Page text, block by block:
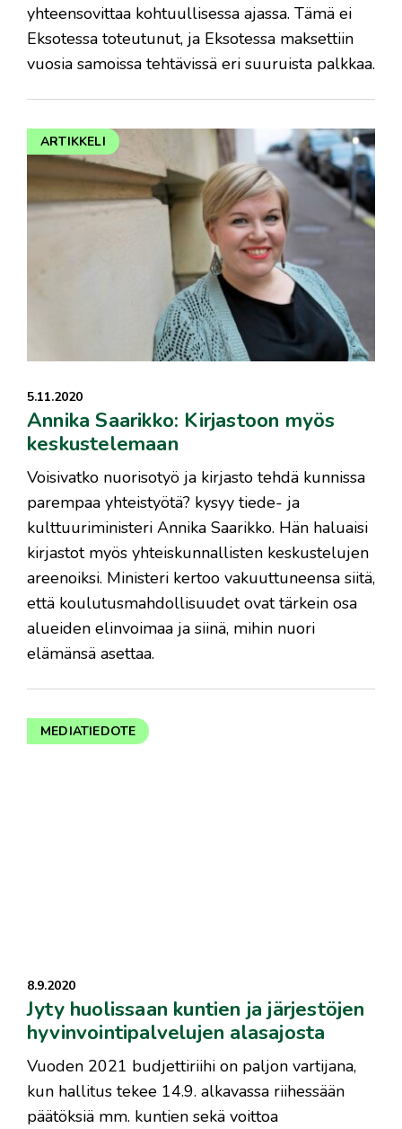
yhteensovittaa kohtuullisessa ajassa. Tämä ei
Eksotessa toteutunut, ja Eksotessa maksettiin
vuosia samoissa tehtävissä eri suuruista palkkaa.
ARTIKKELI
5.11.2020
Annika Saarikko: Kirjastoon myös
keskustelemaan
Voisivatko nuorisotyö ja kirjasto tehdä kunnissa
parempaa yhteistyötä? kysyy tiede- ja
kulttuuriministeri Annika Saarikko. Hän haluaisi
kirjastot myös yhteiskunnallisten keskustelujen
areenoiksi. Ministeri kertoo vakuuttuneensa siitä,
että koulutusmahdollisuudet ovat tärkein osa
alueiden elinvoimaa ja siinä, mihin nuori
elämänsä asettaa.
MEDIATIEDOTE
8.9.2020
Jyty huolissaan kuntien ja järjestöjen
hyvinvointipalvelujen alasajosta
​Vuoden 2021 budjettiriihi on paljon vartijana,
kun hallitus tekee 14.9. alkavassa riihessään
päätöksiä mm. kuntien sekä voittoa